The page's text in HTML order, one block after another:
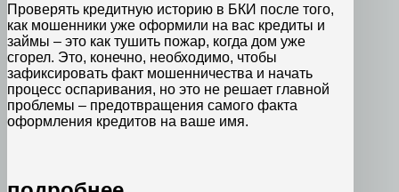
Проверять кредитную историю в БКИ после того,
как мошенники уже оформили на вас кредиты и
займы – это как тушить пожар, когда дом уже
сгорел. Это, конечно, необходимо, чтобы
зафиксировать факт мошенничества и начать
процесс оспаривания, но это не решает главной
проблемы – предотвращения самого факта
оформления кредитов на ваше имя.